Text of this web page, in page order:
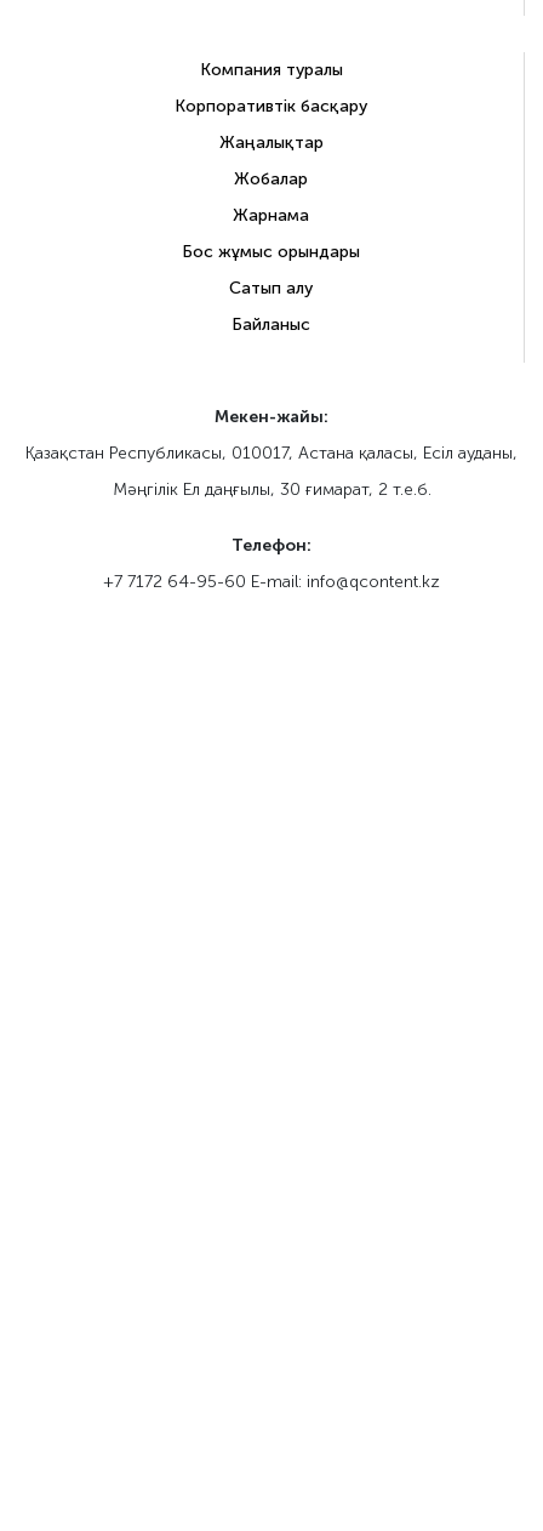
Компания туралы
Корпоративтік басқару
Жаңалықтар
Жобалар
Жарнама
Бос жұмыс орындары
Сатып алу
Байланыс
Мекен-жайы:
Қазақстан Республикасы, 010017, Астана қаласы, Eсіл ауданы,
Мәңгілік Ел даңғылы, 30 ғимарат, 2 т.е.б.
Телефон:
+7 7172 64-95-60 E-mail: info@qcontent.kz